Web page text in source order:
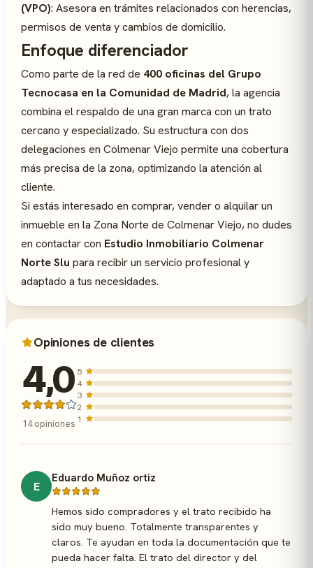
(VPO): Asesora en trámites relacionados con herencias,
permisos de venta y cambios de domicilio.
Enfoque diferenciador
Como parte de la red de 400 oficinas del Grupo
Tecnocasa en la Comunidad de Madrid, la agencia
combina el respaldo de una gran marca con un trato
cercano y especializado. Su estructura con dos
delegaciones en Colmenar Viejo permite una cobertura
más precisa de la zona, optimizando la atención al
cliente.
Si estás interesado en comprar, vender o alquilar un
inmueble en la Zona Norte de Colmenar Viejo, no dudes
en contactar con Estudio Inmobiliario Colmenar
Norte Slu para recibir un servicio profesional y
adaptado a tus necesidades.
Opiniones de clientes
4,0
14 opiniones
5
4
3
2
1
E
Eduardo Muñoz ortiz
Hemos sido compradores y el trato recibido ha
sido muy bueno. Totalmente transparentes y
claros. Te ayudan en toda la documentación que te
pueda hacer falta. El trato del director y del